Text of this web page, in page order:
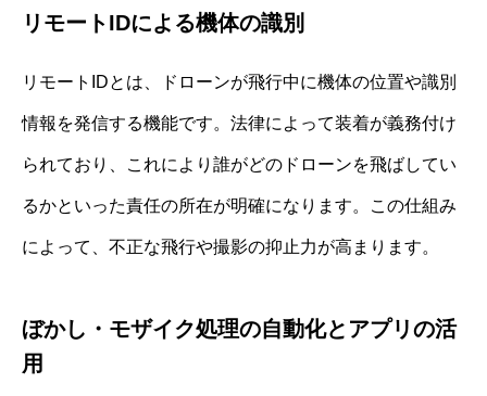
リモートIDによる機体の識別
リモートIDとは、ドローンが飛行中に機体の位置や識別
情報を発信する機能です。法律によって装着が義務付け
られており、これにより誰がどのドローンを飛ばしてい
るかといった責任の所在が明確になります。この仕組み
によって、不正な飛行や撮影の抑止力が高まります。
ぼかし・モザイク処理の自動化とアプリの活
用